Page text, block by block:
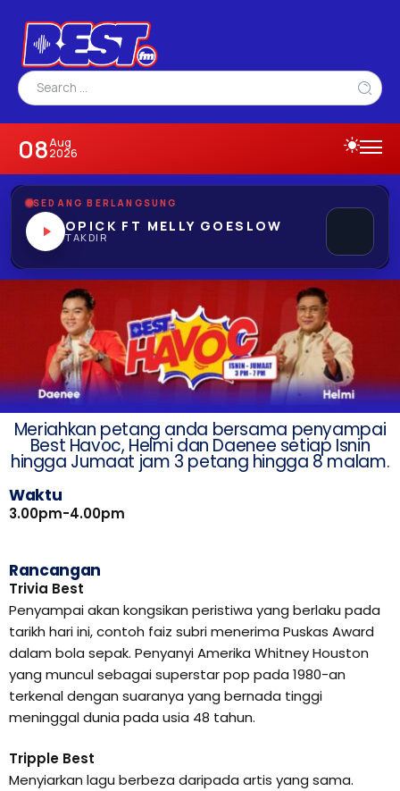
08Aug
2026
SEDANG BERLANGSUNG
OPICK FT MELLY GOESLOW
TAKDIR
Meriahkan petang anda bersama penyampai
Best Havoc, Helmi dan Daenee setiap Isnin
hingga Jumaat jam 3 petang hingga 8 malam.
Waktu
3.00pm-4.00pm
Rancangan
Trivia Best
Penyampai akan kongsikan peristiwa yang berlaku pada
tarikh hari ini, contoh faiz subri menerima Puskas Award
dalam bola sepak. Penyanyi Amerika Whitney Houston
yang muncul sebagai superstar pop pada 1980-an
terkenal dengan suaranya yang bernada tinggi
meninggal dunia pada usia 48 tahun.
Tripple Best
Menyiarkan lagu berbeza daripada artis yang sama.